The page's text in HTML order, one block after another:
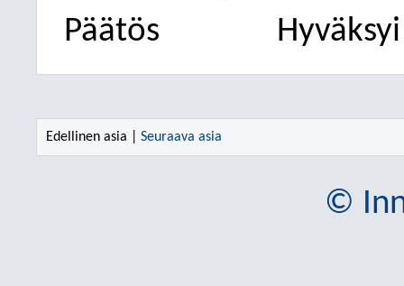
Päätös
Edellinen asia | Seuraava asia
©